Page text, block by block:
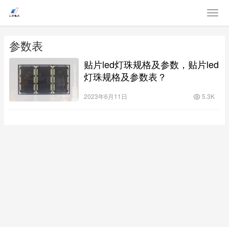
参数表
贴片led灯珠规格及参数，贴片led
灯珠规格及参数表？
2023年6月11日 5.3K